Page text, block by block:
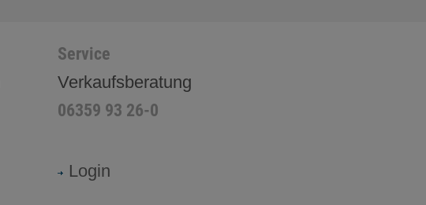
Service
Verkaufsberatung
06359 93 26-0
Login